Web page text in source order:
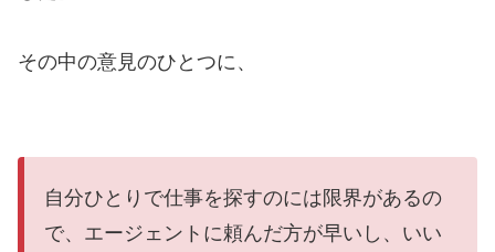
その中の意見のひとつに、
自分ひとりで仕事を探すのには限界があるの
で、エージェントに頼んだ方が早いし、いい